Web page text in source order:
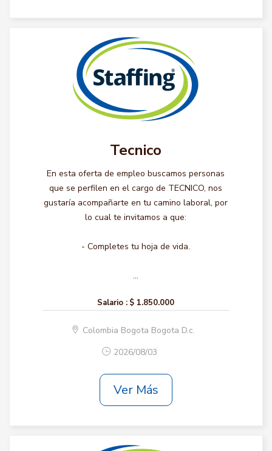
Tecnico
En esta oferta de empleo buscamos personas
que se perfilen en el cargo de TECNICO, nos
gustaría acompañarte en tu camino laboral, por
lo cual te invitamos a que:
- Completes tu hoja de vida.
...
Salario : $ 1.850.000
Colombia Bogota Bogota D.c.
2026/08/03
Ver Más